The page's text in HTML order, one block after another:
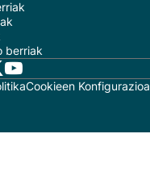
berriak
Cookieen Konfigurazioa